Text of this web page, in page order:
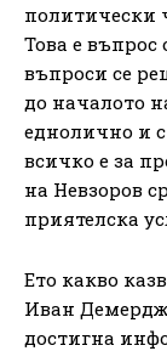
политически
Това е въпрос
въпроси се
до началото
еднолично и
всичко е за
на Невзоров
приятелска
Ето какво
Иван
достигна